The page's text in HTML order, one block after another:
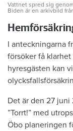
Vattnet spred sig
Biden är en arkivbild
I anteckningarna
försöker få
hyresgästen kan
Det är den 27
”Torrt!” med
Öbo planeringen